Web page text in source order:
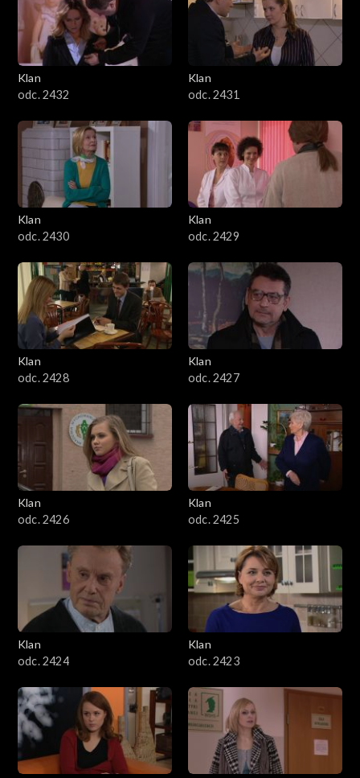
Klan
odc. 2432
Klan
odc. 2431
Klan
odc. 2430
Klan
odc. 2429
Klan
odc. 2428
Klan
odc. 2427
Klan
odc. 2426
Klan
odc. 2425
Klan
odc. 2424
Klan
odc. 2423